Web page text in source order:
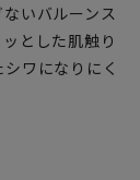
いバルーンス
とした肌触り
ワになりにく